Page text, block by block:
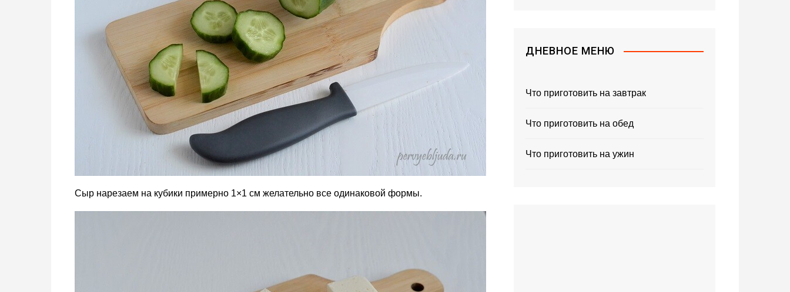
Сыр нарезаем на кубики примерно 1×1 см желательно все одинаковой формы.
ДНЕВНОЕ МЕНЮ
Что приготовить на завтрак
Что приготовить на обед
Что приготовить на ужин